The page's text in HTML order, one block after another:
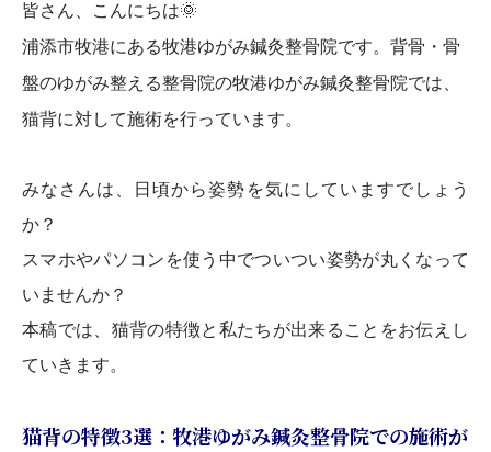
皆さん、こんにちは🌞
浦添市牧港にある牧港ゆがみ鍼灸整骨院です。背骨・骨
盤のゆがみ整える整骨院の牧港ゆがみ鍼灸整骨院では、
猫背に対して施術を行っています。
みなさんは、日頃から姿勢を気にしていますでしょう
か？
スマホやパソコンを使う中でついつい姿勢が丸くなって
いませんか？
本稿では、猫背の特徴と私たちが出来ることをお伝えし
ていきます。
猫背の特徴3選：牧港ゆがみ鍼灸整骨院での施術が